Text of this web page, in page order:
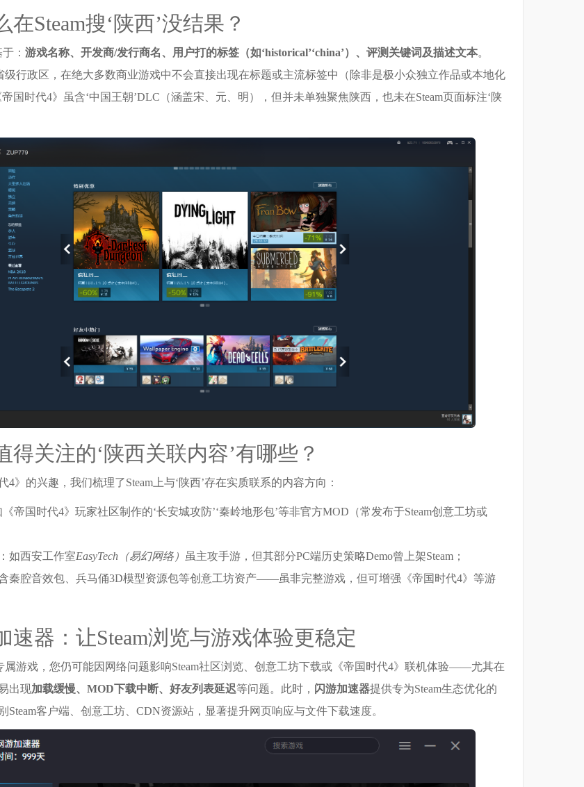
在Steam搜‘陕西’没结果？
： 游戏名称、开发商/发行商名、用户打的标签（如‘historical’‘china’）、评测关键词及描述文本。
级行政区，在绝大多数商业游戏中不会直接出现在标题或主流标签中（除非是极小众独立作品或本地化
国时代4》虽含‘中国王朝’DLC（涵盖宋、元、明），但并未单独聚焦陕西，也未在Steam页面标注‘陕
得关注的‘陕西关联内容’有哪些？
4》的兴趣，我们梳理了Steam上与‘陕西’存在实质联系的内容方向：
《帝国时代4》玩家社区制作的‘长安城攻防’‘秦岭地形包’等非官方MOD（常发布于Steam创意工坊或
：如西安工作室EasyTech（易幻网络）
虽主攻手游，但其部分PC端历史策略Demo曾上架Steam；
含秦腔音效包、兵马俑3D模型资源包等创意工坊资产——虽非完整游戏，但可增强《帝国时代4》等游
速器：让Steam浏览与游戏体验更稳定
属游戏，您仍可能因网络问题影响Steam社区浏览、创意工坊下载或《帝国时代4》联机体验——尤其在
出现加载缓慢、MOD下载中断、好友列表延迟等问题。此时， 闪游加速器提供专为Steam生态优化的
Steam客户端、创意工坊、CDN资源站，显著提升网页响应与文件下载速度。